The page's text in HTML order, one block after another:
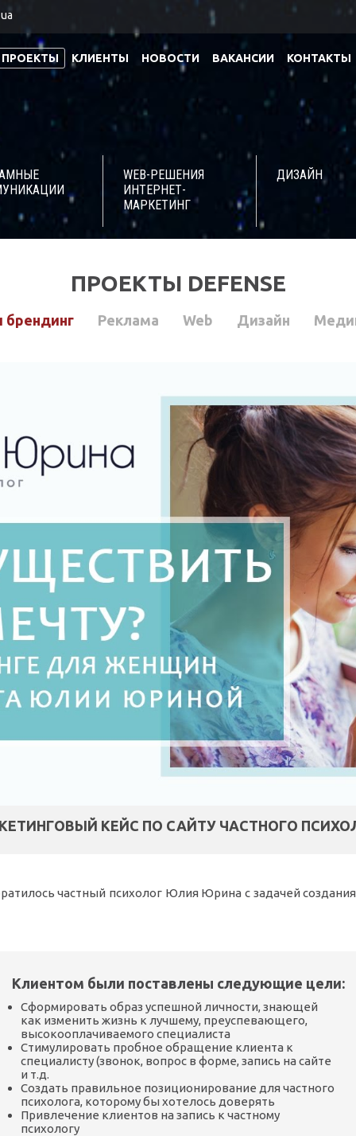
ПРОЕКТЫ КЛИЕНТЫ НОВОСТИ ВАКАНСИИ КОНТАКТЫ
WEB-РЕШЕНИЯ
ИНТЕРНЕТ-
МАРКЕТИНГ
ДИЗАЙН
ПРОЕКТЫ DEFENSE
брендинг Реклама Web Дизайн
КЕЙС ПО САЙТУ ЧАСТНОГО
частный психолог Юлия Юрина с задачей
Клиентом были поставлены следующие цели:
Сформировать образ успешной личности, знающей
как изменить жизнь к лучшему, преуспевающего,
высокооплачиваемого специалиста
Стимулировать пробное обращение клиента к
специалисту (звонок, вопрос в форме, запись на сайте
и т.д.
Создать правильное позиционирование для частного
психолога, которому бы хотелось доверять
Привлечение клиентов на запись к частному
психологу